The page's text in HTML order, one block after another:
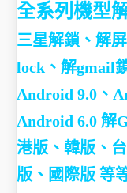
全系列機型
三星解鎖、解
lock、解gmail
Android 9.0、
Android 6.0 解
港版、韓版、
版、國際版 等